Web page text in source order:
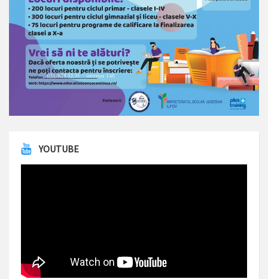
YOUTUBE